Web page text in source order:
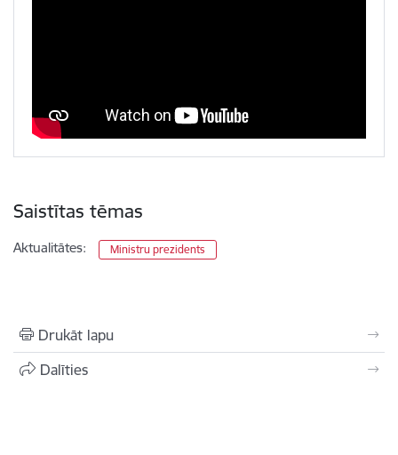
Saistītas tēmas
Aktualitātes: Ministru prezidents
Drukāt lapu
Dalīties